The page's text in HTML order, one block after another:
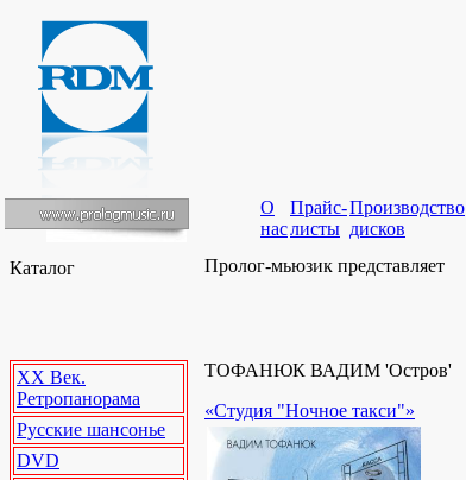
О
нас
Прайс-
листы
Производство
дисков
Каталог
XX Век.
Ретропанорама
Русские шансонье
DVD
Пролог-мьюзик представляет
ТОФАНЮК ВАДИМ 'Остров'
«Студия "Ночное такси"»